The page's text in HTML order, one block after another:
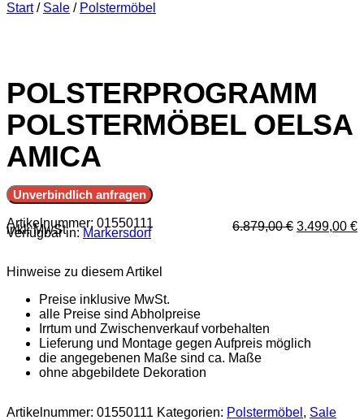
Start / Sale / Polstermöbel
POLSTERPROGRAMM
POLSTERMÖBEL OELSA
AMICA
Unverbindlich anfragen
Artikelnummer: 01550111 6.879,00€ 3.499,00 €
inkl. MwSt
Verfügbar in: Markersdorf
Hinweise zu diesem Artikel
Preise inklusive MwSt.
alle Preise sind Abholpreise
Irrtum und Zwischenverkauf vorbehalten
Lieferung und Montage gegen Aufpreis möglich
die angegebenen Maße sind ca. Maße
ohne abgebildete Dekoration
Artikelnummer: 01550111 Kategorien: Polstermöbel , Sale